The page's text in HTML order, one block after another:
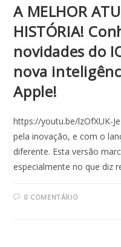
A MELHOR
HISTÓRIA!
novidades do
nova
Apple!
https://youtu.be/lzOfXUK-
pela inovação, e com o
diferente. Esta versão
especialmente no que diz
0 COMENTÁRIO